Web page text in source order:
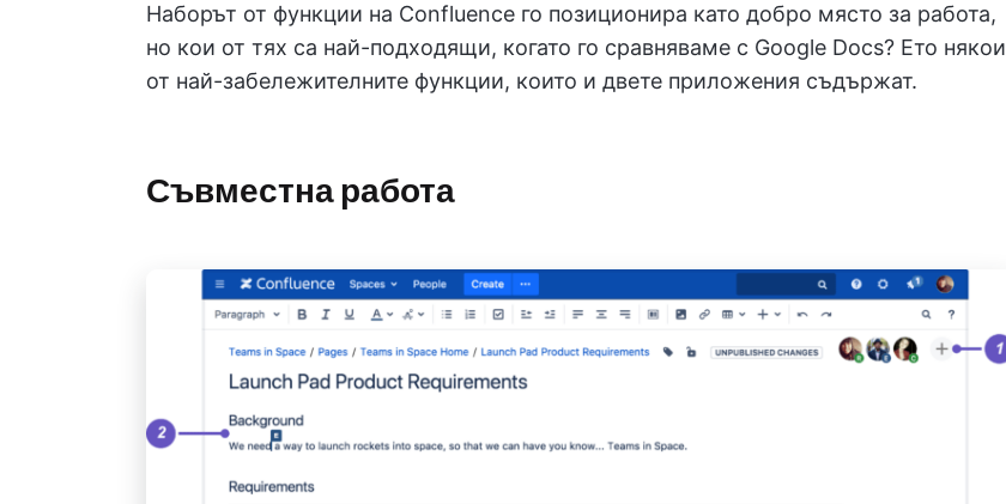
Наборът от функции на Confluence го позиционира като добро място за работа,
но кои от тях са най-подходящи, когато го сравняваме с Google Docs? Ето някои
от най-забележителните функции, които и двете приложения съдържат.
Съвместна работа